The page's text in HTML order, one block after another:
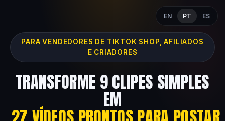
EN PT ES
PARA VENDEDORES DE TIKTOK SHOP, AFILIADOS
E CRIADORES
TRANSFORME 9 CLIPES SIMPLES
EM